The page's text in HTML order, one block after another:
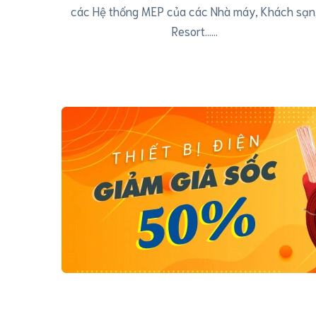
các Hệ thống MEP của các Nhà máy, Khách sạn,
Resort……